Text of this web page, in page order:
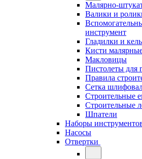
Малярно-
Валики и
инструмент
Гладилки и
Кисти
Макловицы
Пистолеты для
Правила
Сетка
Строительные
Строительные
Шпатели
Наборы
Насосы
Отвертки